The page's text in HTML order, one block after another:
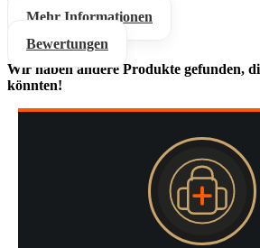
Mehr Informationen
Bewertungen
Wir haben andere Produkte gefunden,
könnten!